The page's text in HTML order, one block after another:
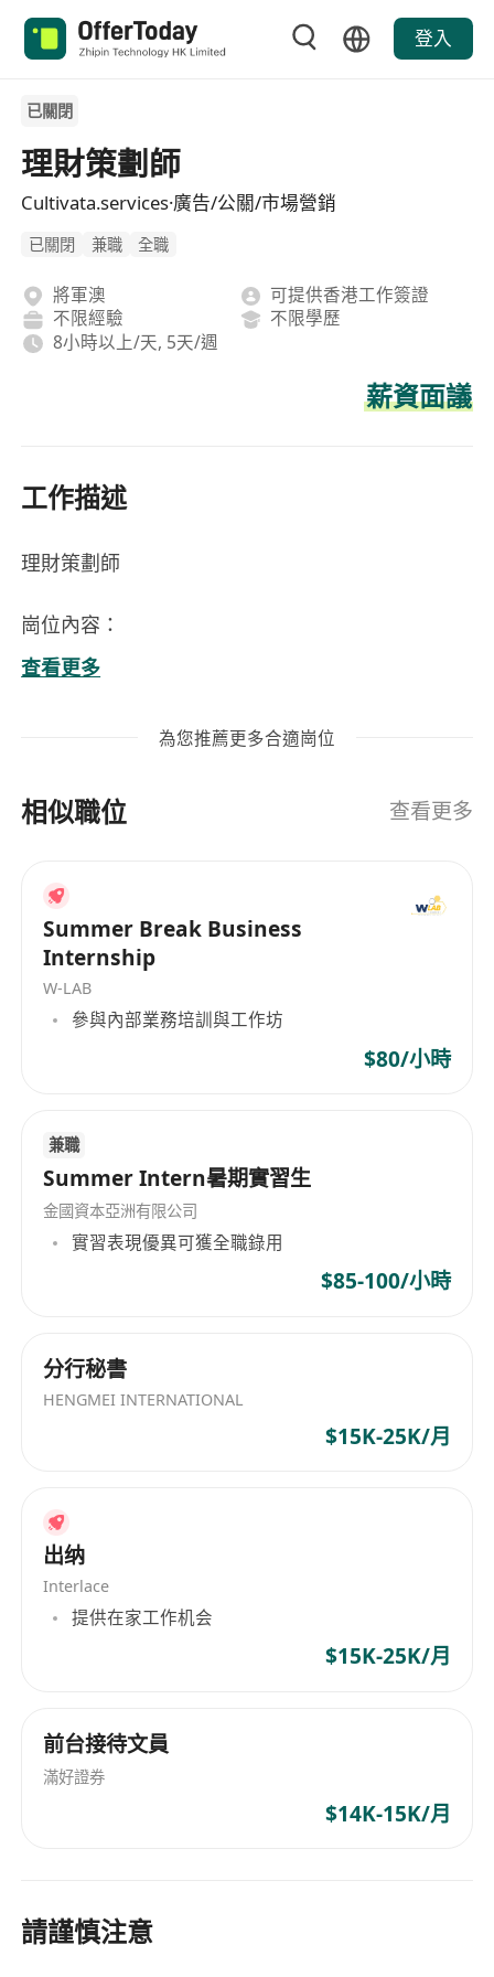
登入
已關閉
理財策劃師
Cultivata.services·廣告/公關/市場營銷
已關閉 兼職 全職
將軍澳
可提供香港工作簽證
不限經驗
不限學歷
8小時以上/天, 5天/週
薪資面議
工作描述
理財策劃師
崗位內容：
1. 為客戶提供全面的理財分析，根據其財務狀況和
需求制定合適的投資方案
險、醫療保險等各類人身險種
合的強積金計劃
5. 提供樓宇按揭轉介服務，幫助客戶找到理想的房
貸方案
工作要求：
1. 香港中學文憑考試五科合格成績或以上，或持有
3. 有志於保險行業發展，願意接受專業培訓並持續
進修
4. 具備創業精神，渴望在保險領域實現個人價值
5. 在讀大學生、應屆畢業生以及家庭主婦均可申請
2. 豐厚花紅及年終獎金激勵機制
3. 員工醫療保險，覆蓋員工本人及其配偶和子女
查看更多
為您推薦更多合適崗位
相似職位 查看更多
Summer Break Business
Internship
W-LAB
參與內部業務培訓與工作坊
$80/小時
兼職
Summer Intern暑期實習生
金國資本亞洲有限公司
實習表現優異可獲全職錄用
$85-100/小時
分行秘書
HENGMEI INTERNATIONAL
$15K-25K/月
出纳
Interlace
提供在家工作机会
$15K-25K/月
前台接待文員
滿好證券
$14K-15K/月
請謹慎注意